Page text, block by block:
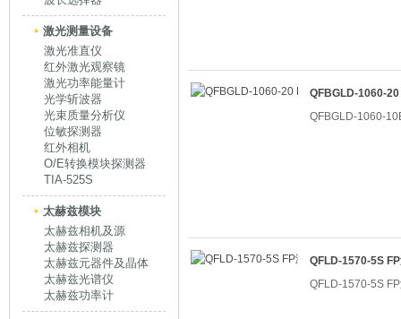
激光测量设备
激光准直仪
红外激光观察镜
激光功率能量计
光学斩波器
光束质量分析仪
位敏探测器
红外相机
O/E转换模块探测器
TIA-525S
太赫兹模块
太赫兹相机及源
太赫兹探测器
太赫兹元器件及晶体
太赫兹光谱仪
太赫兹功率计
QFBGLD-1060-
QFBGLD-1060-
QFLD-1570-5S
QFLD-1570-5S